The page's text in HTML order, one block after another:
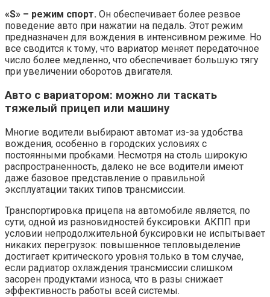
«S» – режим спорт. Он обеспечивает более резвое
поведение авто при нажатии на педаль. Этот режим
предназначен для вождения в интенсивном режиме. Но
все сводится к тому, что вариатор меняет передаточное
число более медленно, что обеспечивает большую тягу
при увеличении оборотов двигателя.
Авто с вариатором: можно ли таскать
тяжелый прицеп или машину
Многие водители выбирают автомат из-за удобства
вождения, особенно в городских условиях с
постоянными пробками. Несмотря на столь широкую
распространенность, далеко не все водители имеют
даже базовое представление о правильной
эксплуатации таких типов трансмиссии.
Транспортировка прицепа на автомобиле является, по
сути, одной из разновидностей буксировки. АКПП при
условии непродолжительной буксировки не испытывает
никаких перегрузок: повышенное тепловыделение
достигает критического уровня только в том случае,
если радиатор охлаждения трансмиссии слишком
засорен продуктами износа, что в разы снижает
эффективность работы всей системы.